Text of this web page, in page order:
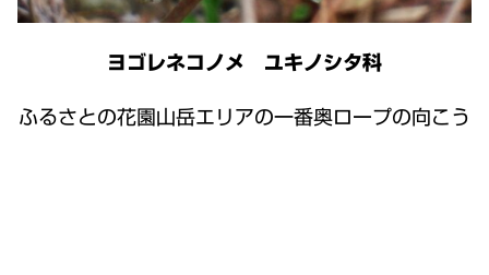
ヨゴレネコノメ ユキノシタ科
ふるさとの花園山岳エリアの一番奥ロープの向こう